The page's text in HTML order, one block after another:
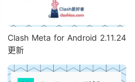
Clash Meta for Android 2.11.24
更新